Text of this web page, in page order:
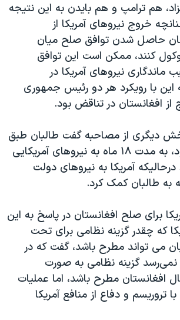
هم ترامپ و هم بایدن به این نتیجه
خروج نیروهای آمریکا از
حاصل شدن توافق صلح میان
کنند، ممکن است این توافق
نیروهای آمریکا در
این با رویکرد هر دو رئیس جمهوری
از افغانستان در تناقض بود.
دیگری از مصاحبه گفت طالبان طبق
تعهدی که داده بود، به مدت ١٨ ماه به نیروهای آمریکایی
آمریکا به نیروهای دولت
به طالبان کمک کرد.
برای صلح افغانستان در پاسخ به این
که چقدر گزینه نظامی برای تحت
می تواند مطرح باشد، گفت که در
گزینه نظامی به صورت
افغانستان مطرح باشد، اما عملیات
تروریسم و دفاع از منافع آمریکا